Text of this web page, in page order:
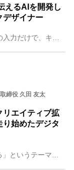
えるAIを開発し
デザイナー
独自開発のAI(人工知能)により、文字や画像の入力だけで、キャラクター（スマートアバターⓇ）が自ら表情やしぐさをつけながら読み上げ、照明やカメラワークなどの演出
締役 久田 友太
リエイティブ拡
始めたデジタ